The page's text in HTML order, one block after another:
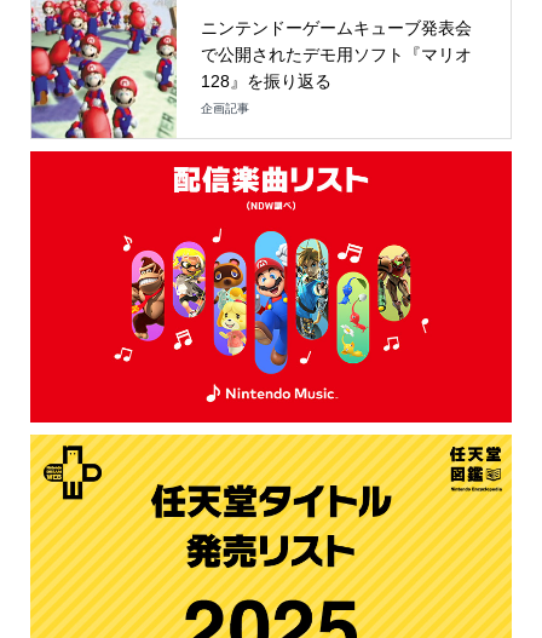
ニンテンドーゲームキューブ発表会
で公開されたデモ用ソフト『マリオ
128』を振り返る
企画記事